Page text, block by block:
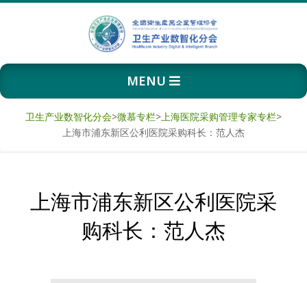
卫
生
产
数
Primary
Navigation
MENU
卫生产业数智化分会>微慕专栏>上海医院采购管理专家专栏>
上海市浦东新区公利医院采购科长：范人杰
上海市浦东新区公利医院采
购科长：范人杰